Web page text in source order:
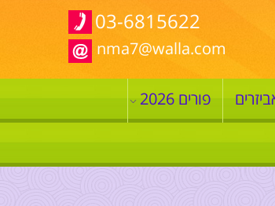
03-6815622
nma7@walla.com
פורים 2026